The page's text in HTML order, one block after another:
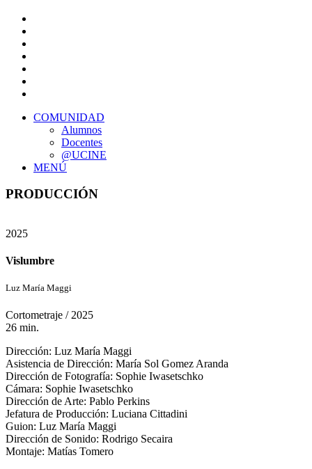
COMUNIDAD
Alumnos
Docentes
@UCINE
MENÚ
PRODUCCIÓN
2025
Vislumbre
Luz María Maggi
Cortometraje / 2025
26 min.
Dirección: Luz María Maggi
Asistencia de Dirección: María Sol Gomez Aranda
Dirección de Fotografía: Sophie Iwasetschko
Cámara: Sophie Iwasetschko
Dirección de Arte: Pablo Perkins
Jefatura de Producción: Luciana Cittadini
Guion: Luz María Maggi
Dirección de Sonido: Rodrigo Secaira
Montaje: Matías Tomero